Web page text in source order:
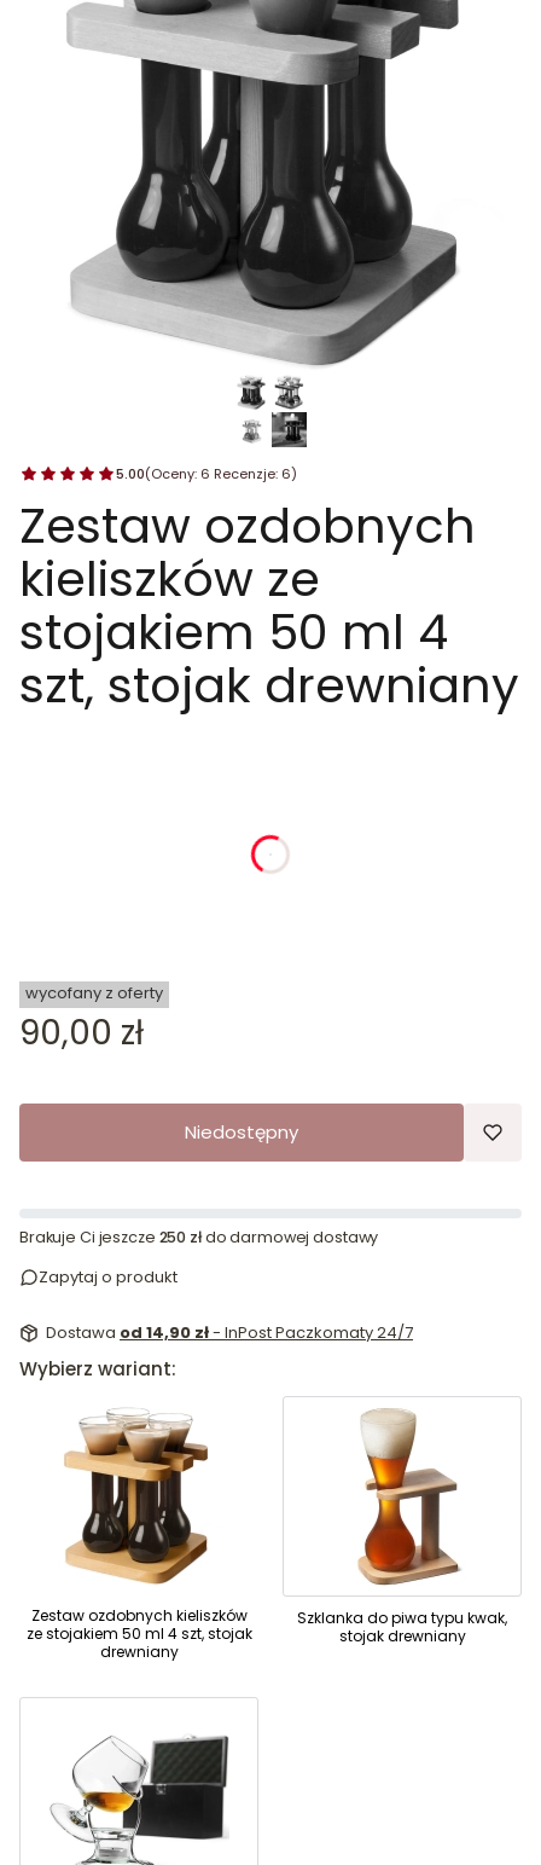
5.00(Oceny: 6 Recenzje: 6)
Zestaw ozdobnych
kieliszków ze
stojakiem 50 ml 4
szt, stojak drewniany
godziny
wycofany z oferty
Cena
90,00 zł
Niedostępny
Brakuje Ci jeszcze 250 złdo darmowej dostawy
Zapytaj o produkt
Dostawa od 14,90 zł- InPost Paczkomaty 24/7
Wybierz wariant:
Zestaw ozdobnych kieliszków
ze stojakiem 50 ml 4 szt, stojak
drewniany
Szklanka do piwa typu kwak,
stojak drewniany